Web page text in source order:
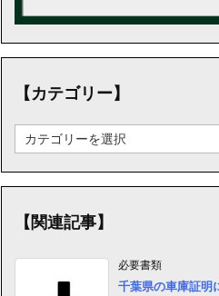
【カテゴリー】
【カ
テ
リ
【関連記事】
必要書類
千葉県の車庫証明